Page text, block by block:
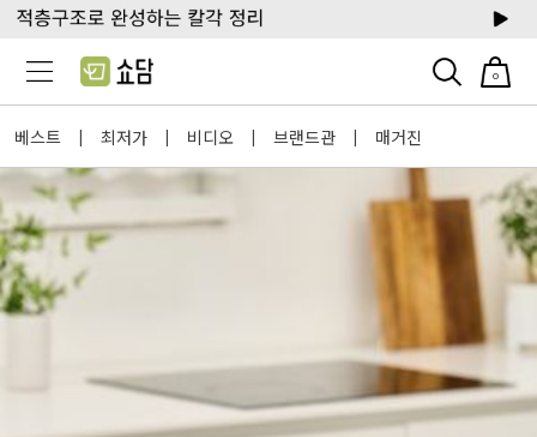
0
베스트 | 최저가 | 비디오 | 브랜드관 | 매거진